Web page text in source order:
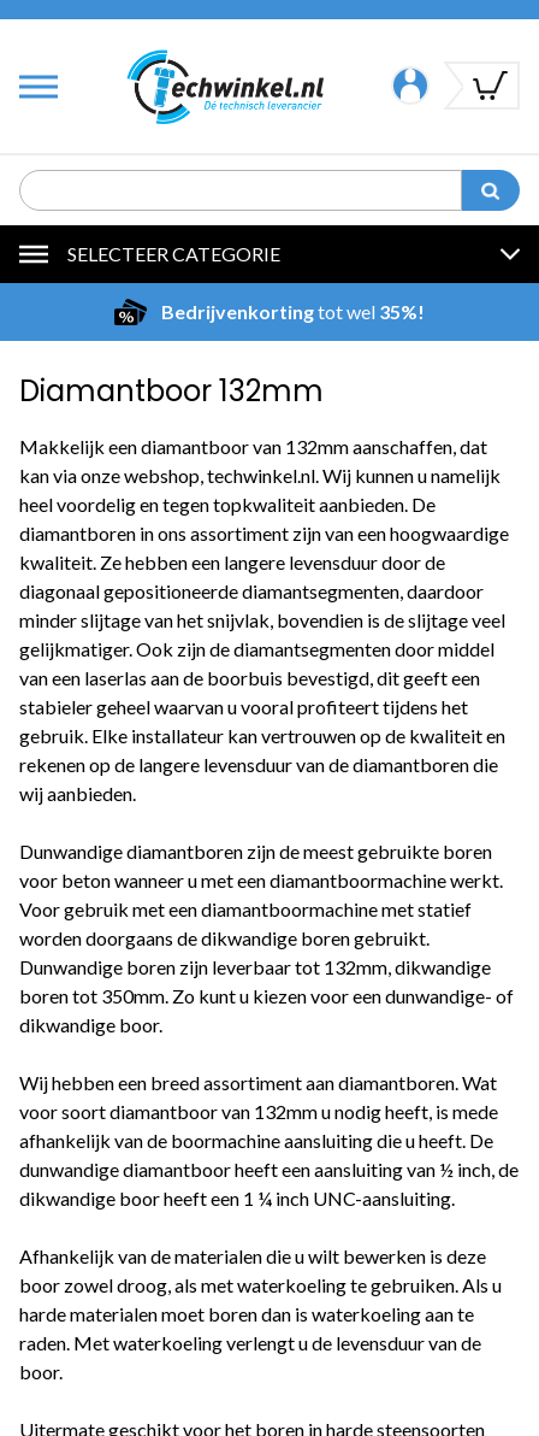
SELECTEER CATEGORIE
Bedrijvenkortingtot wel 35%!
Diamantboor 132mm
Makkelijk een diamantboor van 132mm aanschaffen, dat
kan via onze webshop, techwinkel.nl. Wij kunnen u namelijk
heel voordelig en tegen topkwaliteit aanbieden. De
diamantboren in ons assortiment zijn van een hoogwaardige
kwaliteit. Ze hebben een langere levensduur door de
diagonaal gepositioneerde diamantsegmenten, daardoor
minder slijtage van het snijvlak, bovendien is de slijtage veel
gelijkmatiger. Ook zijn de diamantsegmenten door middel
van een laserlas aan de boorbuis bevestigd, dit geeft een
stabieler geheel waarvan u vooral profiteert tijdens het
gebruik. Elke installateur kan vertrouwen op de kwaliteit en
rekenen op de langere levensduur van de diamantboren die
wij aanbieden.
Dunwandige diamantboren zijn de meest gebruikte boren
voor beton wanneer u met een diamantboormachine werkt.
Voor gebruik met een diamantboormachine met statief
worden doorgaans de dikwandige boren gebruikt.
Dunwandige boren zijn leverbaar tot 132mm, dikwandige
boren tot 350mm. Zo kunt u kiezen voor een dunwandige- of
dikwandige boor.
Wij hebben een breed assortiment aan diamantboren. Wat
voor soort diamantboor van 132mm u nodig heeft, is mede
afhankelijk van de boormachine aansluiting die u heeft. De
dunwandige diamantboor heeft een aansluiting van ½ inch, de
dikwandige boor heeft een 1 ¼ inch UNC-aansluiting.
Afhankelijk van de materialen die u wilt bewerken is deze
boor zowel droog, als met waterkoeling te gebruiken. Als u
harde materialen moet boren dan is waterkoeling aan te
raden. Met waterkoeling verlengt u de levensduur van de
boor.
Uitermate geschikt voor het boren in harde steensoorten